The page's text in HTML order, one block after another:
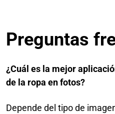
Preguntas
¿Cuál es la mejor
de la ropa en fotos?
Depende del tipo de